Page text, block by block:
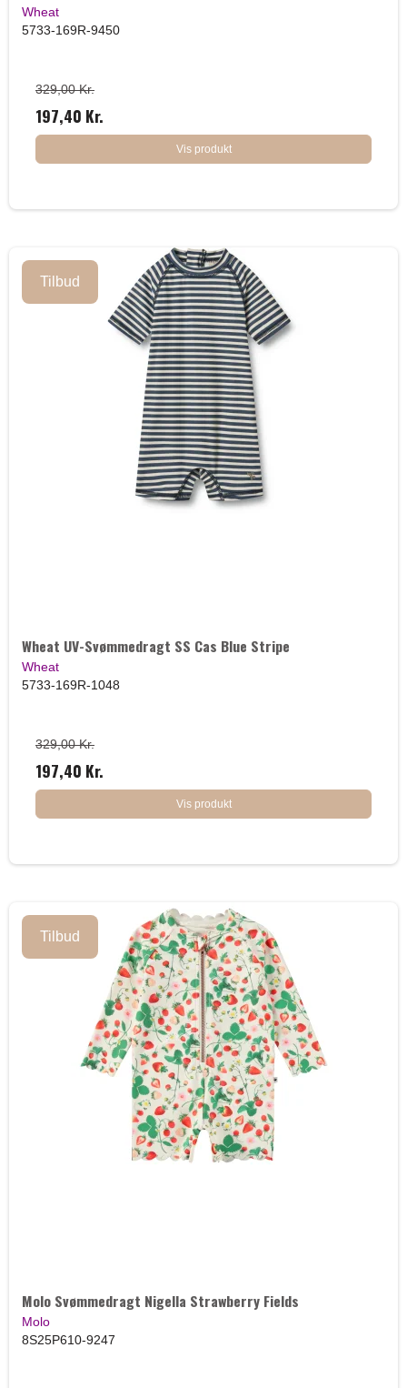
Wheat
5733-169R-9450
329,00 Kr.
197,40 Kr.
Vis produkt
Tilbud
Wheat UV-Svømmedragt SS Cas Blue Stripe
Wheat
5733-169R-1048
329,00 Kr.
197,40 Kr.
Vis produkt
Tilbud
Molo Svømmedragt Nigella Strawberry Fields
Molo
8S25P610-9247